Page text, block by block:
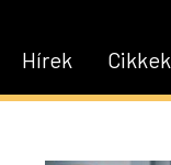
Cikkek
Hírek